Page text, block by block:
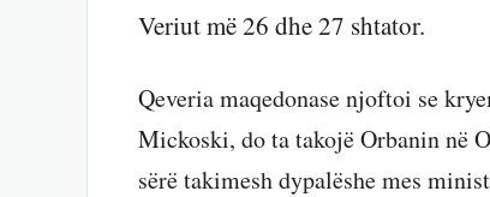
Veriut më 26 dhe 27 shtator.
Qeveria maqedonase njoftoi se
Mickoski, do ta takojë Orbanin në
sërë takimesh dypalëshe mes